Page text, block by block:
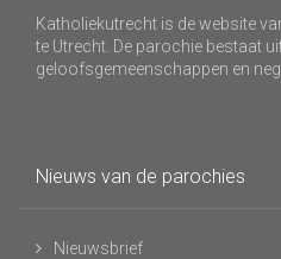
Katholiekutrecht is de website
te Utrecht. De parochie bestaat
geloofsgemeenschappen en
Nieuws van de parochies
Nieuwsbrief